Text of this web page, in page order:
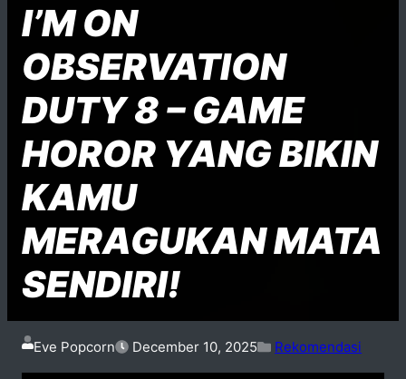
I’M ON
OBSERVATION
DUTY 8 – GAME
HOROR YANG BIKIN
KAMU
MERAGUKAN MATA
SENDIRI!
Eve Popcorn December 10, 2025 Rekomendasi